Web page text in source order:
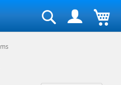
Rechercher